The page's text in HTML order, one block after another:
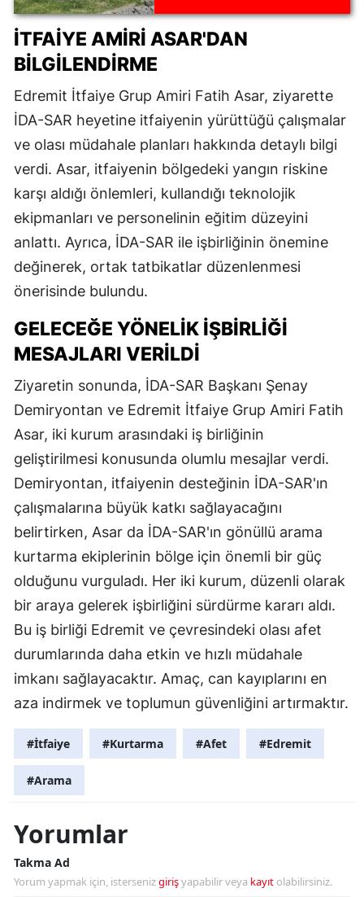
yenileniyor
İTFAIYE AMIRI ASAR'DAN
BILGILENDIRME
Edremit İtfaiye Grup Amiri Fatih Asar, ziyarette
İDA-SAR heyetine itfaiyenin yürüttüğü çalışmalar
ve olası müdahale planları hakkında detaylı bilgi
verdi. Asar, itfaiyenin bölgedeki yangın riskine
karşı aldığı önlemleri, kullandığı teknolojik
ekipmanları ve personelinin eğitim düzeyini
anlattı. Ayrıca, İDA-SAR ile işbirliğinin önemine
değinerek, ortak tatbikatlar düzenlenmesi
önerisinde bulundu.
GELECEĞE YÖNELIK İŞBIRLIĞI
MESAJLARI VERILDI
Ziyaretin sonunda, İDA-SAR Başkanı Şenay
Demiryontan ve Edremit İtfaiye Grup Amiri Fatih
Asar, iki kurum arasındaki iş birliğinin
geliştirilmesi konusunda olumlu mesajlar verdi.
Demiryontan, itfaiyenin desteğinin İDA-SAR'ın
çalışmalarına büyük katkı sağlayacağını
belirtirken, Asar da İDA-SAR'ın gönüllü arama
kurtarma ekiplerinin bölge için önemli bir güç
olduğunu vurguladı. Her iki kurum, düzenli olarak
bir araya gelerek işbirliğini sürdürme kararı aldı.
Bu iş birliği Edremit ve çevresindeki olası afet
durumlarında daha etkin ve hızlı müdahale
imkanı sağlayacaktır. Amaç, can kayıplarını en
aza indirmek ve toplumun güvenliğini artırmaktır.
#İtfaiye #Kurtarma #Afet #Edremit
#Arama
Yorumlar
Takma Ad
Yorum yapmak için, istersenizgirişyapabilir veya kayıt olabilirsiniz.